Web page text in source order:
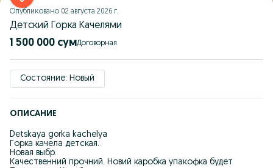
Опубликовано 02 августа 2026 г.
Детский Горка Качелями
1 500 000 сум Договорная
Состояние: Новый
ОПИСАНИЕ
Detskaya gorka kachelya
Горка качела детская.
Новая выбр.
Качественний прочний. Новий каробка упакофка будет